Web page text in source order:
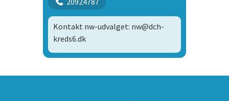
Kontakt nw-udvalget: nw@dch-
kreds6.dk